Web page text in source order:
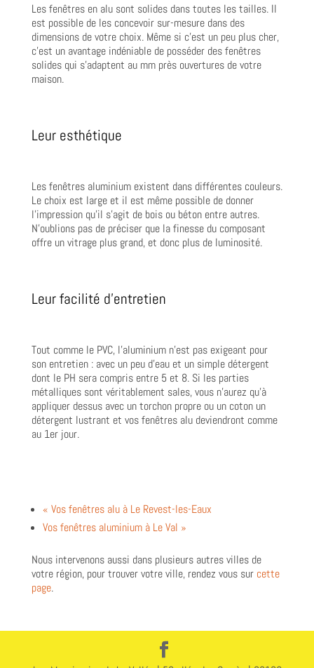
Les fenêtres en alu sont solides dans toutes les tailles. Il
est possible de les concevoir sur-mesure dans des
dimensions de votre choix. Même si c’est un peu plus cher,
c’est un avantage indéniable de posséder des fenêtres
solides qui s’adaptent au mm près ouvertures de votre
maison.
Leur esthétique
Les fenêtres aluminium existent dans différentes couleurs.
Le choix est large et il est même possible de donner
l’impression qu’il s’agit de bois ou béton entre autres.
N’oublions pas de préciser que la finesse du composant
offre un vitrage plus grand, et donc plus de luminosité.
Leur facilité d’entretien
Tout comme le PVC, l’aluminium n’est pas exigeant pour
son entretien : avec un peu d’eau et un simple détergent
dont le PH sera compris entre 5 et 8. Si les parties
métalliques sont véritablement sales, vous n’aurez qu’à
appliquer dessus avec un torchon propre ou un coton un
détergent lustrant et vos fenêtres alu deviendront comme
au 1er jour.
« Vos fenêtres alu à Le Revest-les-Eaux
Vos fenêtres aluminium à Le Val »
Nous intervenons aussi dans plusieurs autres villes de
votre région, pour trouver votre ville, rendez vous sur cette
page.